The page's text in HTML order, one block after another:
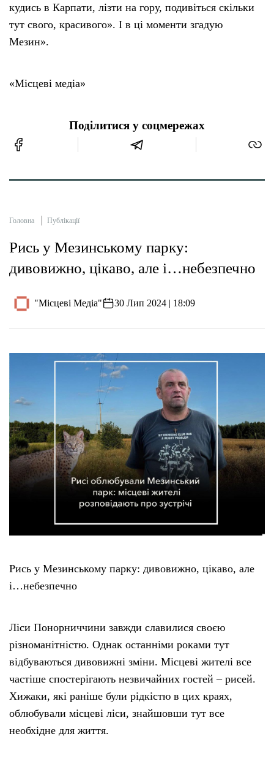
кудись в Карпати, лізти на гору, подивіться скільки
тут свого, красивого». І в ці моменти згадую
Мезин».
«Місцеві медіа»
Поділитися у соцмережах
Головна Публікації
Рись у Мезинському парку:
дивовижно, цікаво, але і…небезпечно
"Місцеві Медіа" 30 Лип 2024 | 18:09
Рись у Мезинському парку: дивовижно, цікаво, але
і…небезпечно
Ліси Понорниччини завжди славилися своєю
різноманітністю. Однак останніми роками тут
відбуваються дивовижні зміни. Місцеві жителі все
частіше спостерігають незвичайних гостей – рисей.
Хижаки, які раніше були рідкістю в цих краях,
облюбували місцеві ліси, знайшовши тут все
необхідне для життя.